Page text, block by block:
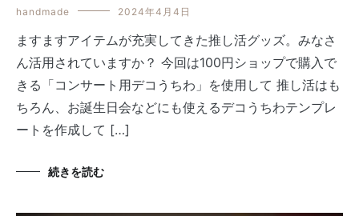
handmade 2024年4月4日
ますますアイテムが充実してきた推し活グッズ。みなさ
ん活用されていますか？ 今回は100円ショップで購入で
きる「コンサート用デコうちわ」を使用して 推し活はも
ちろん、お誕生日会などにも使えるデコうちわテンプレ
ートを作成して […]
続きを読む